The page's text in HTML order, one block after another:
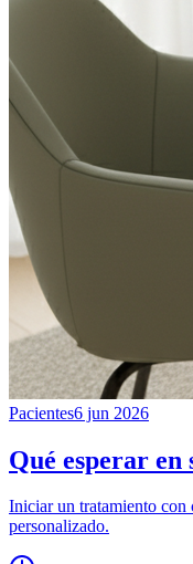
Pacientes6 jun 2026
Qué esperar
Iniciar un tratamiento con
personalizado.